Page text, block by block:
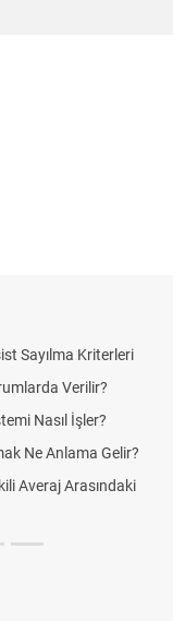
Sayılma Kriterleri
Verilir?
Nasıl İşler?
Ne Anlama Gelir?
Averaj Arasındaki